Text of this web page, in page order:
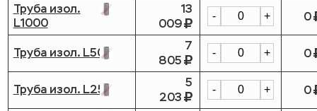
Труба изол.
L1000
13
009
- + 0
Труба изол. L500
7
805
- + 0
Труба изол. L250
5
203
- + 0